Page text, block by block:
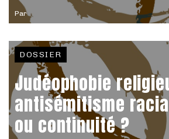
Par
DOSSIER
Judéophobie
antisémitisme
ou continuité ?